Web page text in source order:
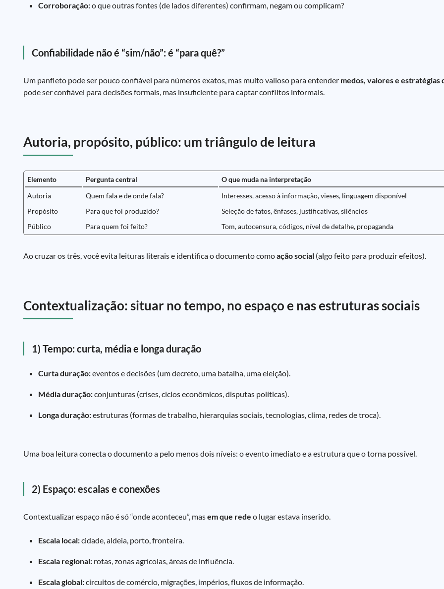
Corroboração:o que outras fontes (de lados diferentes) confirmam, negam ou complicam?
Confiabilidade não é “sim/não”: é “para quê?”
Um panfleto pode ser pouco confiável para números exatos, mas muito valioso para entender medos, valores e estratégias
pode ser confiável para decisões formais, mas insuficiente para captar conflitos informais.
Autoria, propósito, público: um triângulo de leitura
Elemento Pergunta central
O que muda na interpretação
Autoria
Quem fala e de onde fala?
Interesses, acesso à informação, vieses, linguagem disponível
Propósito
Para que foi produzido?
Seleção de fatos, ênfases, justificativas, silêncios
Público
Para quem foi feito? Tom, autocensura, códigos, nível de detalhe, propaganda
Ao cruzar os três, você evita leituras literais e identifica o documento comoação social (algo feito para produzir efeitos).
Contextualização: situar no tempo, no espaço e nas estruturas sociais
1) Tempo: curta, média e longa duração
Curta duração:eventos e decisões (um decreto, uma batalha, uma eleição).
Média duração:conjunturas (crises, ciclos econômicos, disputas políticas).
Longa duração:estruturas (formas de trabalho, hierarquias sociais, tecnologias, clima, redes de troca).
Uma boa leitura conecta o documento a pelo menos dois níveis: o evento imediato e a estrutura que o torna possível.
2) Espaço: escalas e conexões
Contextualizar espaço não é só “onde aconteceu”, masem que rede o lugar estava inserido.
Escala local:cidade, aldeia, porto, fronteira.
Escala regional: rotas, zonas agrícolas, áreas de influência.
Escala global:circuitos de comércio, migrações, impérios, fluxos de informação.